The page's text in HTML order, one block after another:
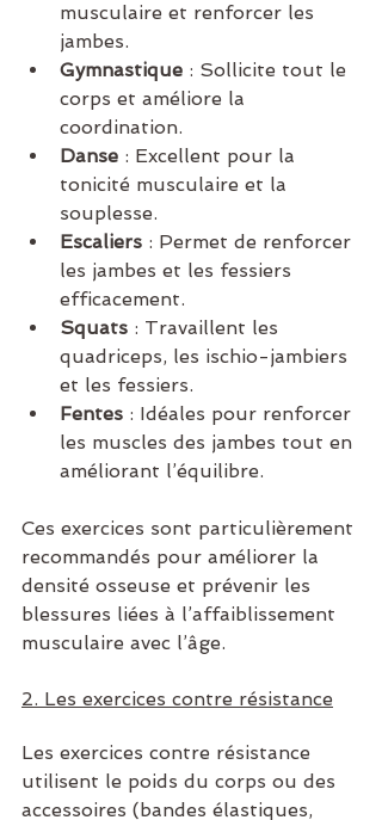
musculaire et renforcer les
jambes.
Gymnastique : Sollicite tout le
corps et améliore la
coordination.
Danse : Excellent pour la
tonicité musculaire et la
souplesse.
Escaliers : Permet de renforcer
les jambes et les fessiers
efficacement.
Squats : Travaillent les
quadriceps, les ischio-jambiers
et les fessiers.
Fentes : Idéales pour renforcer
les muscles des jambes tout en
améliorant l’équilibre.
Ces exercices sont particulièrement
recommandés pour améliorer la
densité osseuse et prévenir les
blessures liées à l’affaiblissement
musculaire avec l’âge.
2. Les exercices contre résistance
Les exercices contre résistance
utilisent le poids du corps ou des
accessoires (bandes élastiques,